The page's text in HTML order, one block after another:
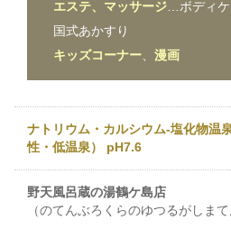
エステ、マッサージ …ボディ
国式あかすり
キッズコーナー 、漫画
ナトリウム・カルシウム-塩化物温
性・低温泉） pH7.6
野天風呂蔵の湯鶴ケ島店
（のてんぶろくらのゆつるがしまて